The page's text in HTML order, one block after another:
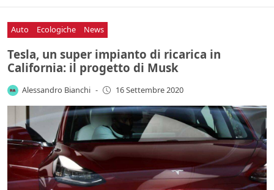
Auto Ecologiche News
Tesla, un super impianto di ricarica in
California: il progetto di Musk
Alessandro Bianchi - 16 Settembre 2020